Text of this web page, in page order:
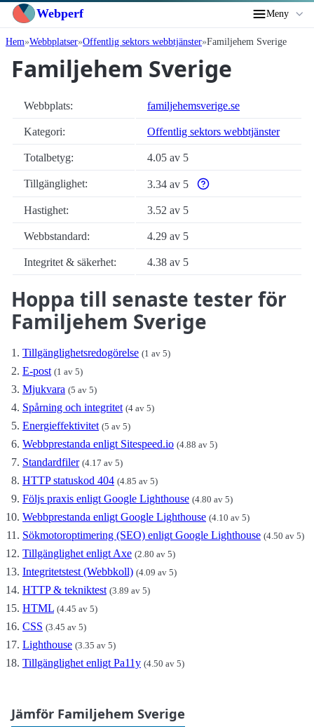
Webperf Meny
Hem Webbplatser Offentlig sektors webbtjänster Familjehem Sverige
Familjehem Sverige
Webbplats: familjehemsverige.se
Kategori: Offentlig sektors webbtjänster
Totalbetyg: 4.05 av 5
Tillgänglighet: 3.34 av 5
Varför enbart
Hastighet:
3.52 av 5
Webbstandard: 4.29 av 5
Integritet & säkerhet: 4.38 av 5
Hoppa till senaste tester för
Familjehem Sverige
Tillgänglighetsredogörelse (1 av 5)
E-post (1 av 5)
Mjukvara (5 av 5)
Spårning och integritet (4 av 5)
Energieffektivitet (5 av 5)
Webbprestanda enligt Sitespeed.io (4.88 av 5)
Standardfiler (4.17 av 5)
HTTP statuskod 404 (4.85 av 5)
Följs praxis enligt Google Lighthouse (4.80 av 5)
Webbprestanda enligt Google Lighthouse (4.10 av 5)
Sökmotoroptimering (SEO) enligt Google Lighthouse (4.50 av 5)
Tillgänglighet enligt Axe (2.80 av 5)
Integritetstest (Webbkoll) (4.09 av 5)
HTTP & tekniktest (3.89 av 5)
HTML (4.45 av 5)
CSS (3.45 av 5)
Lighthouse (3.35 av 5)
Tillgänglighet enligt Pa11y (4.50 av 5)
Jämför Familjehem Sverige